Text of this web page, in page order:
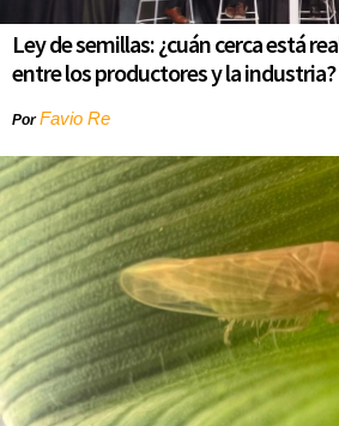
Ley de semillas: ¿cuán cerca está
entre los productores y la industria?
PorFavio Re